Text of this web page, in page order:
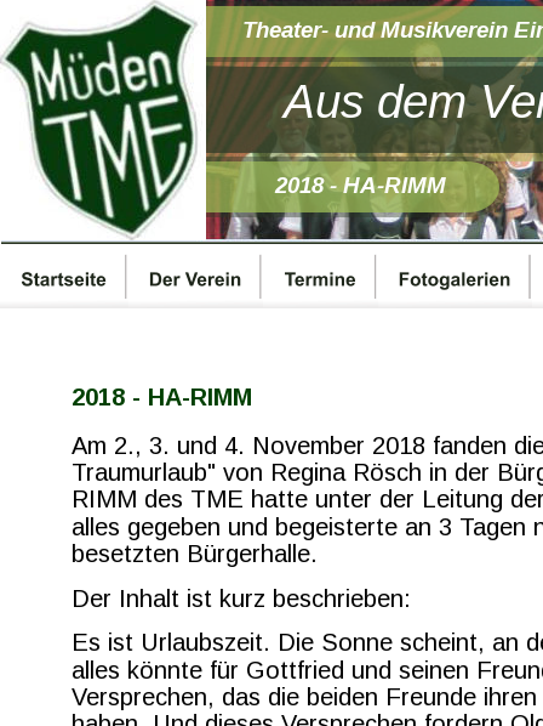
Aus dem
2018 - HA-RIMM
Am 2., 3. und 4. November 2018 fanden
Traumurlaub" von Regina Rösch in der
RIMM des TME hatte unter der Leitung
alles gegeben und begeisterte an 3
besetzten Bürgerhalle.
Der Inhalt ist kurz beschrieben:
Es ist Urlaubszeit. Die Sonne scheint, an
alles könnte für Gottfried und seinen
Versprechen, das die beiden Freunde
2018 - HA-RIMM
Theater- und Musikverein